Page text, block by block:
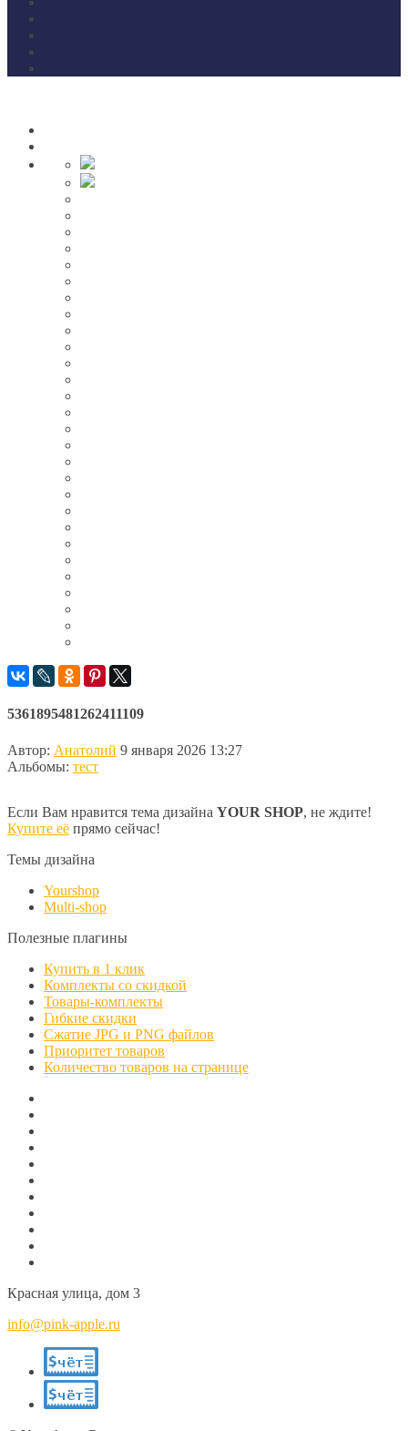
5361895481262411109
Автор: Анатолий 9 января 2026 13:27
Альбомы: тест
Если Вам нравится тема дизайна YOUR SHOP, не ждите!
Купите её прямо сейчас!
Темы дизайна
Yourshop
Multi-shop
Полезные плагины
Купить в 1 клик
Комплекты со скидкой
Товары-комплекты
Гибкие скидки
Сжатие JPG и PNG файлов
Приоритет товаров
Количество товаров на странице
Красная улица, дом 3
info@pink-apple.ru